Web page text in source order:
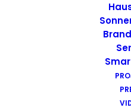
Dallwig
Du hast Bock
Action. Bewirb